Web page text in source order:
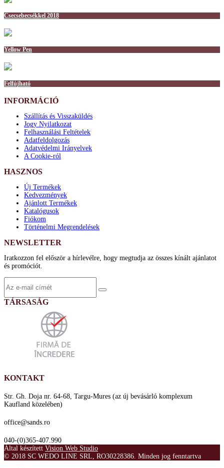
Csecsebecsékkel 2018
Yellow Pen
Felfújható
INFORMÁCIÓ
Szállítás és Visszaküldés
Jogy Nyilatkozat
Felhasználási Feltételek
Adatfeldolgozás
Adatvédelmi Irányelvek
A Cookie-ról
HASZNOS
Új Termékek
Kedvezmények
Ajánlott Termékek
Katalógusok
Fiókom
Történelmi Megrendelések
NEWSLETTER
Iratkozzon fel először a hírlevélre, hogy megtudja az összes kínált ajánlatot
és promóciót.
TÁRSASÁG
KONTAKT
Str. Gh. Doja nr. 64-68, Targu-Mures (az új bevásárló komplexum
Kaufland közelében)
office@sands.ro
040-(0)365-407.990
Által készített Vision Web Studio
© 2018 SC WEDO LINE SRL, RO30228386. Minden jog fenntartva